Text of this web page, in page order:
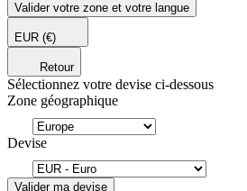
Valider votre zone et votre langue
EUR (€)
Retour
Sélectionnez votre devise ci-dessous
Zone géographique
Devise
Valider ma devise